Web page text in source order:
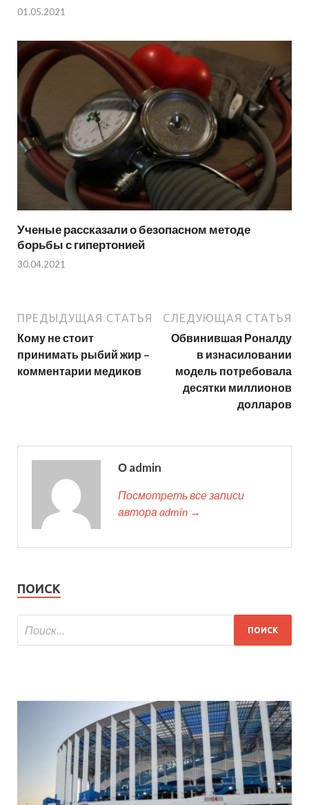
01.05.2021
Ученые рассказали о безопасном методе
борьбы с гипертонией
30.04.2021
ПРЕДЫДУЩАЯ СТАТЬЯ
Кому не стоит
принимать рыбий жир –
комментарии медиков
СЛЕДУЮЩАЯ СТАТЬЯ
Обвинившая Роналду
в изнасиловании
модель потребовала
десятки миллионов
долларов
О admin
Посмотреть все записи
автора admin →
ПОИСК